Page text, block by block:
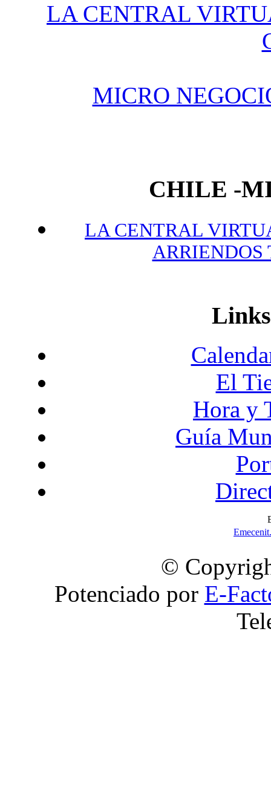
LA CENTRAL
MICRO
CHILE -
LA CENTRAL
ARRIENDOS
El
Hora y
Guía
©
Potenciado por E-